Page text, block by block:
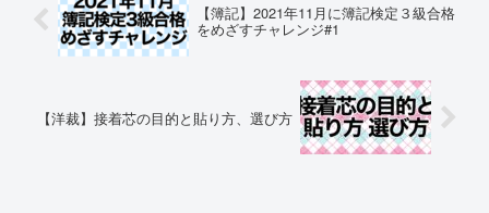
【簿記】2021年11月に簿記検定３級合格
をめざすチャレンジ#1
【洋裁】接着芯の目的と貼り方、選び方